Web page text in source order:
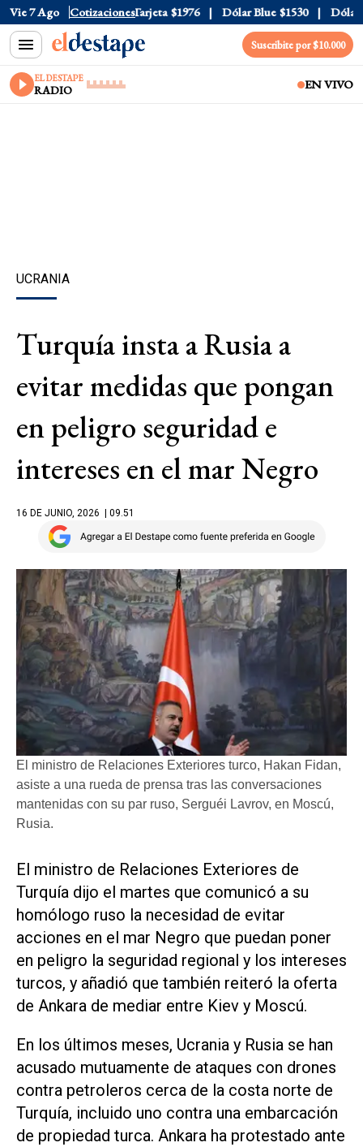
Vie 7 Ago Cotizaciones
$1520 Dólar Tarjeta $1976 Dólar Blue $1530 Dólar
Suscribite por $10.000
EL DESTAPE
RADIO EN VIVO
UCRANIA
Turquía insta a Rusia a
evitar medidas que pongan
en peligro seguridad e
intereses en el mar Negro
16 DE JUNIO, 2026 | 09.51
El ministro de Relaciones Exteriores turco, Hakan Fidan,
asiste a una rueda de prensa tras las conversaciones
mantenidas con su par ruso, Serguéi Lavrov, en Moscú,
Rusia.
​El ministro de Relaciones Exteriores de
Turquía dijo el martes que comunicó a su
‌homólogo ruso la ‌necesidad de evitar
acciones en el mar Negro que puedan poner
en peligro la seguridad regional y los intereses
turcos, y añadió que también reiteró la oferta
de Ankara de mediar entre Kiev y Moscú.
En los últimos meses, ​Ucrania y ⁠Rusia se han
acusado mutuamente de ataques ‌con drones
contra petroleros cerca de ⁠la costa norte de
Turquía, ⁠incluido uno contra una embarcación
de propiedad turca. Ankara ha protestado ante